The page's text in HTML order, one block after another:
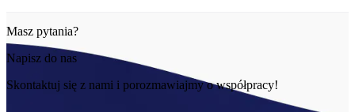
Masz pytania?
Napisz do nas
Skontaktuj się z nami i porozmawiajmy o współpracy!